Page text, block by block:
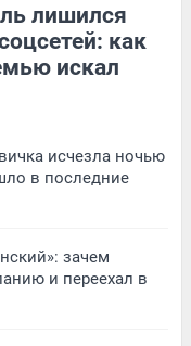
лишился
как
искал
исчезла ночью
в последние
зачем
и переехал в